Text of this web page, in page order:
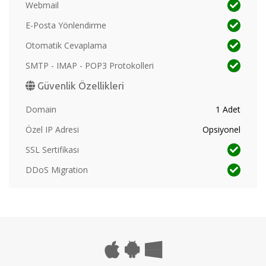
Webmail
E-Posta Yönlendirme
Otomatik Cevaplama
SMTP - IMAP - POP3 Protokolleri
Güvenlik Özellikleri
Domain
1 Adet
Özel IP Adresi
Opsiyonel
SSL Sertifikası
DDoS Migration